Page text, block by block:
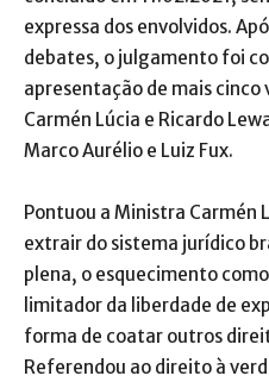
expressa dos envolvidos.
debates, o julgamento foi
apresentação de mais
Carmén Lúcia e Ricardo
Marco Aurélio e Luiz Fux.
Pontuou a Ministra Carmén
extrair do sistema jurídico
plena, o esquecimento
limitador da liberdade de
forma de coatar outros
Referendou ao direito à